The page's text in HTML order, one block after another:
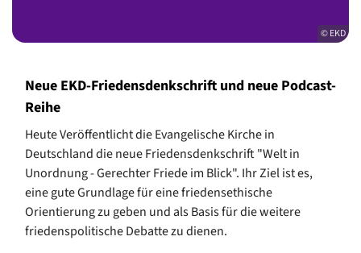
© EKD
Neue EKD-Friedensdenkschrift und neue Podcast-
Reihe
Heute Veröffentlicht die Evangelische Kirche in
Deutschland die neue Friedensdenkschrift "Welt in
Unordnung - Gerechter Friede im Blick". Ihr Ziel ist es,
eine gute Grundlage für eine friedensethische
Orientierung zu geben und als Basis für die weitere
friedenspolitische Debatte zu dienen.